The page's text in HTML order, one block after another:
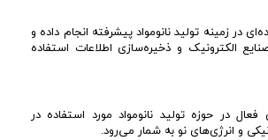
در زمینه تولید نانومواد پیشرفته انجام داده و
الکترونیک و ذخیره‌سازی اطلاعات استفاده
در حوزه تولید نانومواد مورد استفاده در
و انرژی‌های نو به شمار می‌رود.